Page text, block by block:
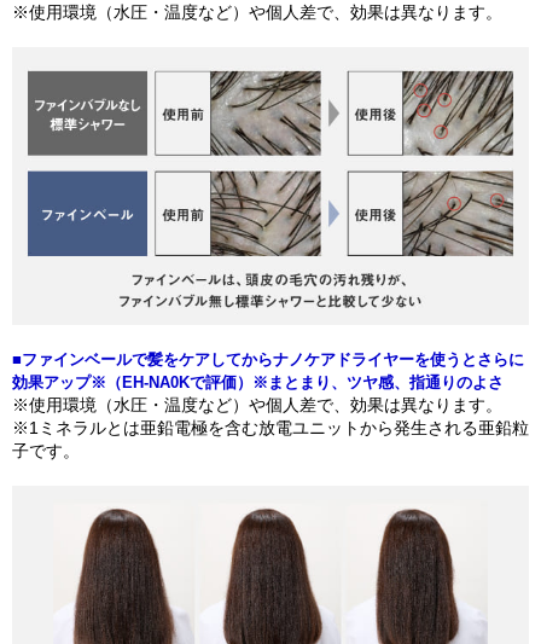
※使用環境（水圧・温度など）や個人差で、効果は異なります。
■ファインベールで髪をケアしてからナノケアドライヤーを使うとさらに
効果アップ※（EH-NA0Kで評価）※まとまり、ツヤ感、指通りのよさ
※使用環境（水圧・温度など）や個人差で、効果は異なります。
※1ミネラルとは亜鉛電極を含む放電ユニットから発生される亜鉛粒
子です。